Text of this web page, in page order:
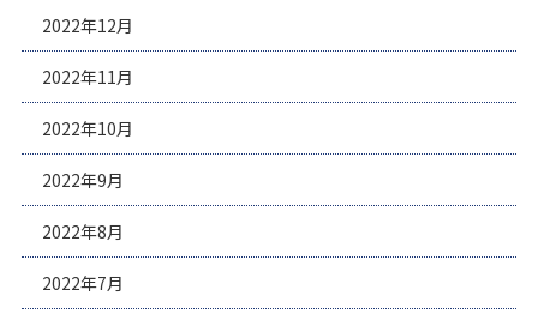
2022年12月
2022年11月
2022年10月
2022年9月
2022年8月
2022年7月